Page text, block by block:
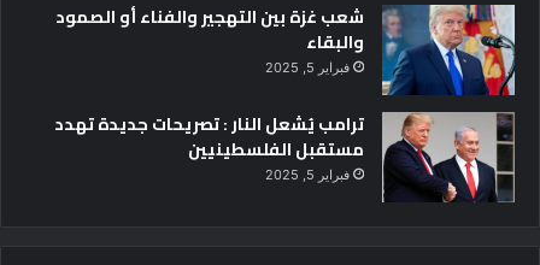
شعب غزة بين التهجير والفناء أو الصمود
والبقاء
فبراير 5, 2025
ترامب يُشعل النار : تصريحات جديدة تهدد
مستقبل الفلسطينيين
فبراير 5, 2025